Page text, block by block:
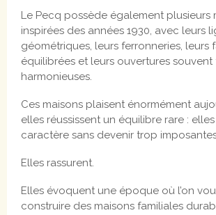
Le Pecq possède également plusieurs
inspirées des années 1930, avec leurs
géométriques, leurs ferronneries, leurs
équilibrées et leurs ouvertures souvent
harmonieuses.
Ces maisons plaisent énormément
elles réussissent un équilibre rare :
caractère sans devenir trop
Elles rassurent.
Elles évoquent une époque où l’on
construire des maisons familiales